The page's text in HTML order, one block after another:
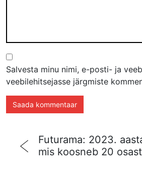
Salvesta minu nimi, e-posti- ja
veebilehitsejasse järgmiste
Futurama: 2023.
mis koosneb 20 osast